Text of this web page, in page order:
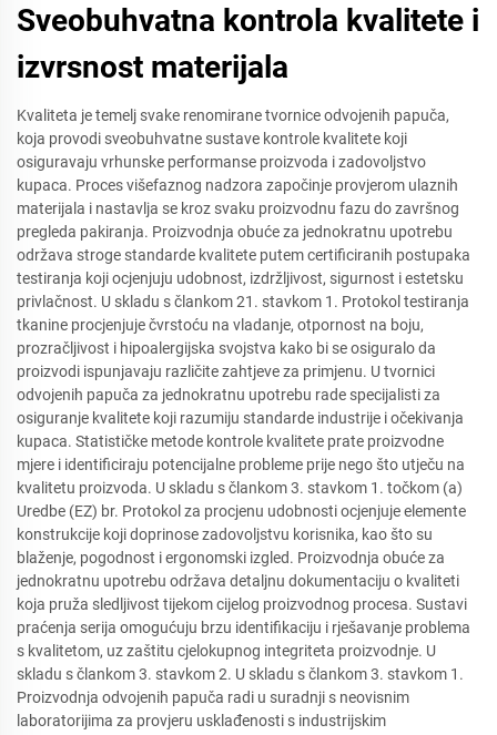
Sveobuhvatna kontrola kvalitete i
izvrsnost materijala
Kvaliteta je temelj svake renomirane tvornice odvojenih papuča,
koja provodi sveobuhvatne sustave kontrole kvalitete koji
osiguravaju vrhunske performanse proizvoda i zadovoljstvo
kupaca. Proces višefaznog nadzora započinje provjerom ulaznih
materijala i nastavlja se kroz svaku proizvodnu fazu do završnog
pregleda pakiranja. Proizvodnja obuće za jednokratnu upotrebu
održava stroge standarde kvalitete putem certificiranih postupaka
testiranja koji ocjenjuju udobnost, izdržljivost, sigurnost i estetsku
privlačnost. U skladu s člankom 21. stavkom 1. Protokol testiranja
tkanine procjenjuje čvrstoću na vladanje, otpornost na boju,
prozračljivost i hipoalergijska svojstva kako bi se osiguralo da
proizvodi ispunjavaju različite zahtjeve za primjenu. U tvornici
odvojenih papuča za jednokratnu upotrebu rade specijalisti za
osiguranje kvalitete koji razumiju standarde industrije i očekivanja
kupaca. Statističke metode kontrole kvalitete prate proizvodne
mjere i identificiraju potencijalne probleme prije nego što utječu na
kvalitetu proizvoda. U skladu s člankom 3. stavkom 1. točkom (a)
Uredbe (EZ) br. Protokol za procjenu udobnosti ocjenjuje elemente
konstrukcije koji doprinose zadovoljstvu korisnika, kao što su
blaženje, pogodnost i ergonomski izgled. Proizvodnja obuće za
jednokratnu upotrebu održava detaljnu dokumentaciju o kvaliteti
koja pruža sledljivost tijekom cijelog proizvodnog procesa. Sustavi
praćenja serija omogućuju brzu identifikaciju i rješavanje problema
s kvalitetom, uz zaštitu cjelokupnog integriteta proizvodnje. U
skladu s člankom 3. stavkom 2. U skladu s člankom 3. stavkom 1.
Proizvodnja odvojenih papuča radi u suradnji s neovisnim
laboratorijima za provjeru usklađenosti s industrijskim